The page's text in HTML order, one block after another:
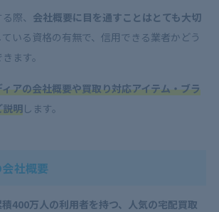
は口コミ・評判良好のサービス！他業者
際、 会社概要に目を通すことはとても大切
いる資格の有無で、信用できる業者かどう
ます。
アの会社概要や買取り対応アイテム・ブラ
説明します。
社概要
400万人の利用者を持つ、人気の宅配買取